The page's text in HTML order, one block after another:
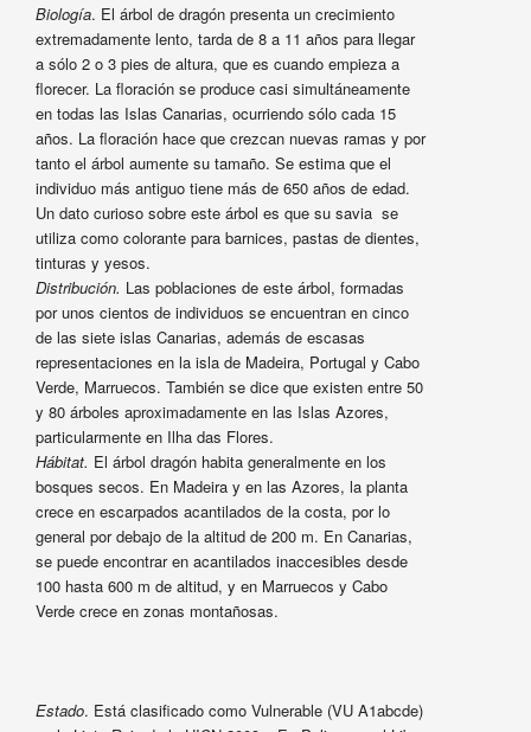
Biología. El árbol de dragón presenta un crecimiento
extremadamente lento, tarda de 8 a 11 años para llegar
a sólo 2 o 3 pies de altura, que es cuando empieza a
florecer. La floración se produce casi simultáneamente
en todas las Islas Canarias, ocurriendo sólo cada 15
años. La floración hace que crezcan nuevas ramas y por
tanto el árbol aumente su tamaño. Se estima que el
individuo más antiguo tiene más de 650 años de edad.
Un dato curioso sobre este árbol es que su savia se
utiliza como colorante para barnices, pastas de dientes,
tinturas y yesos.
Distribución. Las poblaciones de este árbol, formadas
por unos cientos de individuos se encuentran en cinco
de las siete islas Canarias, además de escasas
representaciones en la isla de Madeira, Portugal y Cabo
Verde, Marruecos. También se dice que existen entre 50
y 80 árboles aproximadamente en las Islas Azores,
particularmente en Ilha das Flores.
Hábitat. El árbol dragón habita generalmente en los
bosques secos. En Madeira y en las Azores, la planta
crece en escarpados acantilados de la costa, por lo
general por debajo de la altitud de 200 m. En Canarias,
se puede encontrar en acantilados inaccesibles desde
100 hasta 600 m de altitud, y en Marruecos y Cabo
Verde crece en zonas montañosas.
Estado. Está clasificado como Vulnerable (VU A1abcde)